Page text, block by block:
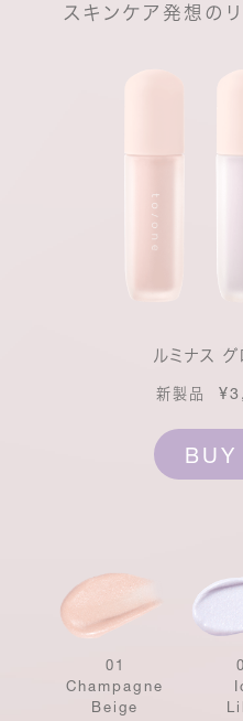
スキンケア発想のリ
ルミナス グ
新製品
BUY
01
Champagne
Beige